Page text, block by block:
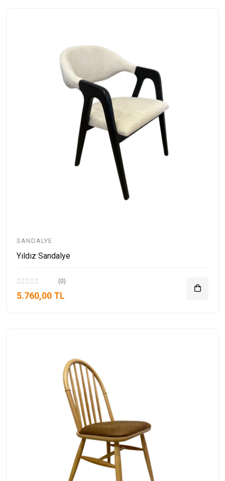
SANDALYE
Yıldız Sandalye
(0)
5.760,00 TL